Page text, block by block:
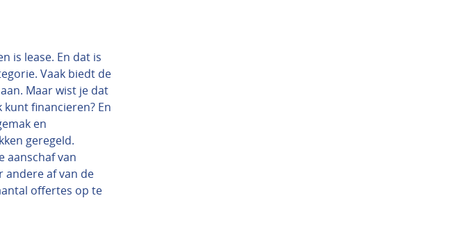
is lease. En dat is
Vaak biedt de
Maar wist je dat
financieren? En
en
geregeld.
aanschaf van
andere af van de
offertes op te